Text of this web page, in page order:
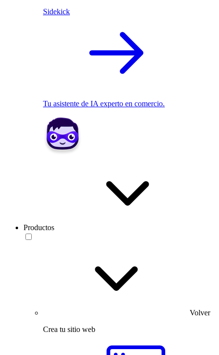
Sidekick
Tu asistente de IA experto en comercio.
Productos
Volver
Crea tu sitio web